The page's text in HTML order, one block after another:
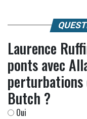
Laurence
ponts avec
perturbations
Butch ?
Oui